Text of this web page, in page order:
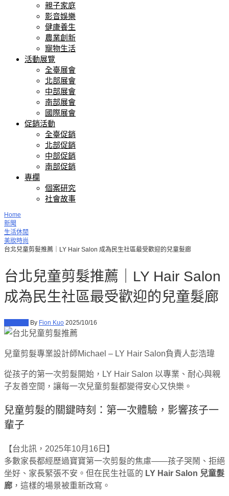
親子家庭
影音娛樂
健康養生
農業創新
寵物生活
活動展覽
全臺展會
北部展會
中部展會
南部展會
國際展會
促銷活動
全臺促銷
北部促銷
中部促銷
南部促銷
專欄
個案研究
社會故事
Home
新聞
生活休閒
美妝時尚
台北兒童剪髮推薦｜LY Hair Salon 成為民生社區最受歡迎的兒童髮廊
台北兒童剪髮推薦｜LY Hair Salon
成為民生社區最受歡迎的兒童髮廊
By Fion Kuo 2025/10/16
兒童剪髮專業設計師Michael – LY Hair Salon負責人彭浩瑋
從孩子的第一次剪髮開始，LY Hair Salon 以專業、耐心與親
子友善空間，讓每一次兒童剪髮都變得安心又快樂。
兒童剪髮的關鍵時刻：第一次體驗，影響孩子一
輩子
【台北訊，2025年10月16日】
多數家長都經歷過寶寶第一次剪髮的焦慮——孩子哭鬧、拒絕
坐好、家長緊張不安。但在民生社區的 LY Hair Salon 兒童髮
廊 ，這樣的場景被重新改寫。